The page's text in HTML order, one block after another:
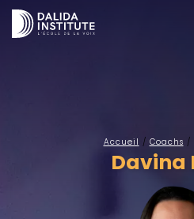
Accueil / Coachs /
Davina